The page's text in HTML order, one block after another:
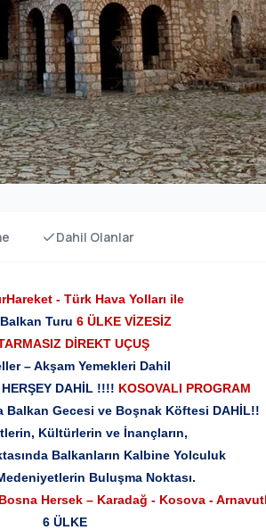
Dahil Olanlar
Hareket - Türk Hava Yolları ile
Turu 6 ÜLKE VİZESİZ
DİREKT UÇUŞ
– Akşam Yemekleri Dahil
DAHİL !!!! KOSOVALI PROGRAM
Balkan Gecesi ve Boşnak Köftesi DAHİL!!
Kültürlerin ve İnançların,
Kalbine Yolculuk
Buluşma Noktası.
Hersek – Karadağ - Kosova -
6 ÜLKE